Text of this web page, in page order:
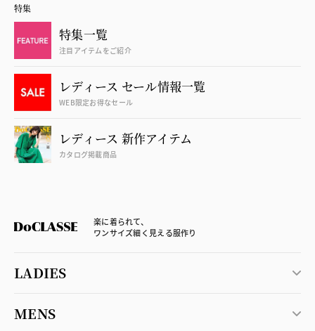
特集
特集一覧
注目アイテムをご紹介
レディース セール情報一覧
WEB限定お得なセール
レディース 新作アイテム
カタログ掲載商品
楽に着られて、
ワンサイズ細く見える服作り
LADIES
MENS